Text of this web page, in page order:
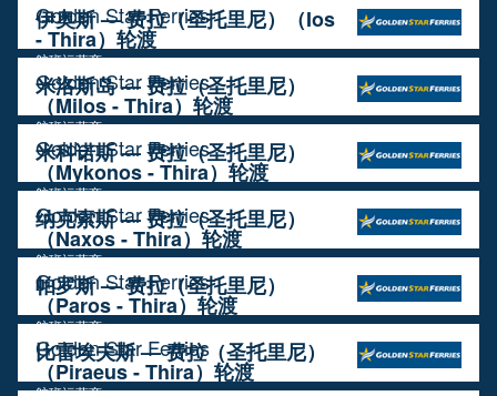
Golden Star Ferries
伊奥斯 — 费拉（圣托里尼）（Ios
- Thira）轮渡
航班运营商
Golden Star Ferries
米洛斯岛 — 费拉（圣托里尼）
（Milos - Thira）轮渡
航班运营商
Golden Star Ferries
米科诺斯 — 费拉（圣托里尼）
（Mykonos - Thira）轮渡
航班运营商
Golden Star Ferries
纳克索斯 — 费拉（圣托里尼）
（Naxos - Thira）轮渡
航班运营商
Golden Star Ferries
帕罗斯 — 费拉（圣托里尼）
（Paros - Thira）轮渡
航班运营商
Golden Star Ferries
比雷埃夫斯 — 费拉（圣托里尼）
（Piraeus - Thira）轮渡
航班运营商